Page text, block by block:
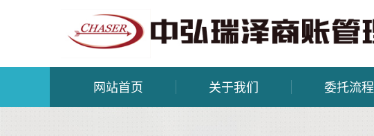
网站首页 关于我们 委托流程